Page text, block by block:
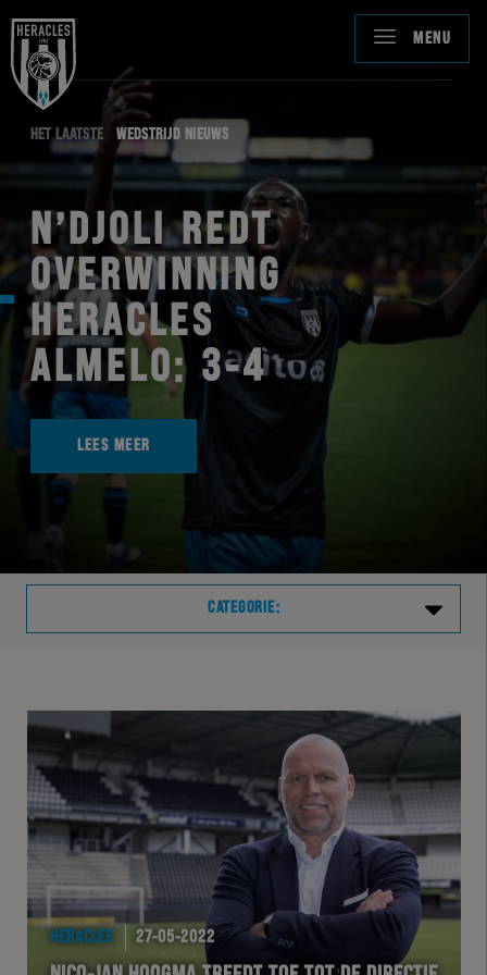
MENU
HET LAATSTE WEDSTRIJD NIEUWS
N’DJOLI REDT
OVERWINNING
HERACLES
ALMELO: 3-4
LEES MEER
CATEGORIE:
VVVHER
TELHER
HERVOL
HEREXC
EXCHER
HERACLES 27-05-2022